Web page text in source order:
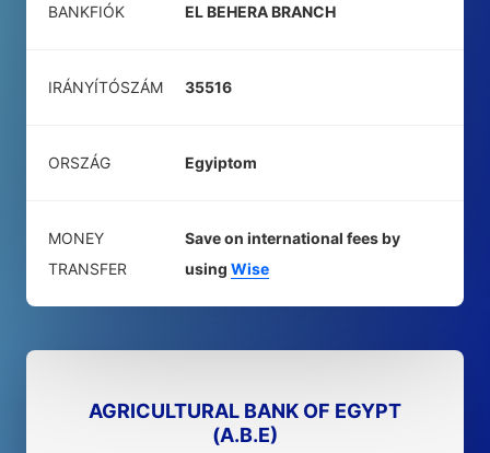
BANKFIÓK EL BEHERA BRANCH
IRÁNYÍTÓSZÁM 35516
ORSZÁG Egyiptom
MONEY
TRANSFER
Save on international fees by
using Wise
AGRICULTURAL BANK OF EGYPT
(A.B.E)